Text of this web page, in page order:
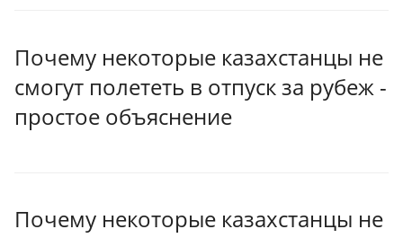
Почему некоторые казахстанцы не
смогут полететь в отпуск за рубеж -
простое объяснение
Почему некоторые казахстанцы не